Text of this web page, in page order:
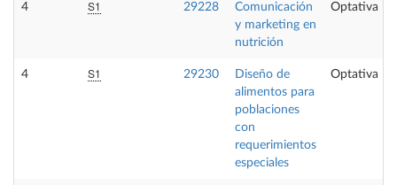
4 S1 29228
Comunicación
y marketing en
nutrición
Optativa
4 S1 29230
Diseño de
alimentos para
poblaciones
con
requerimientos
especiales
Optativa